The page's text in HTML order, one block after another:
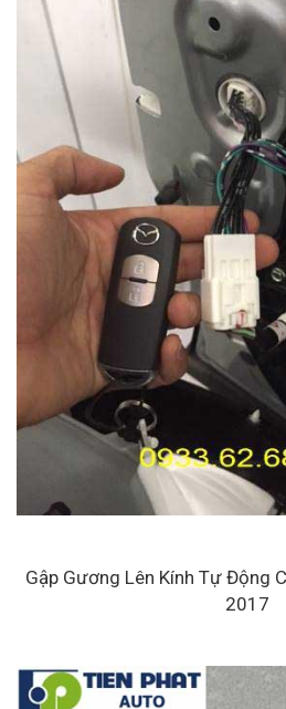
Gập Gương Lên Kính Tự Động
2017